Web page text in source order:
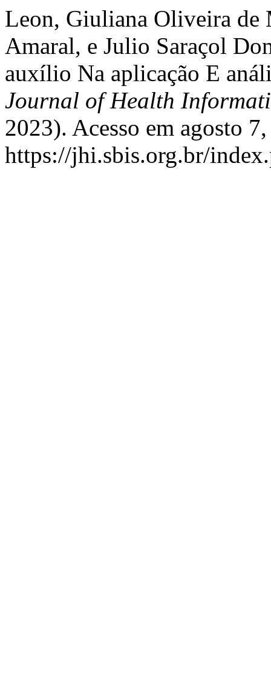
Leon, Giuliana Oliveira
Amaral, e Julio Saraçol
auxílio Na aplicação E
Journal of Health
2023). Acesso em agosto
https://jhi.sbis.org.br/